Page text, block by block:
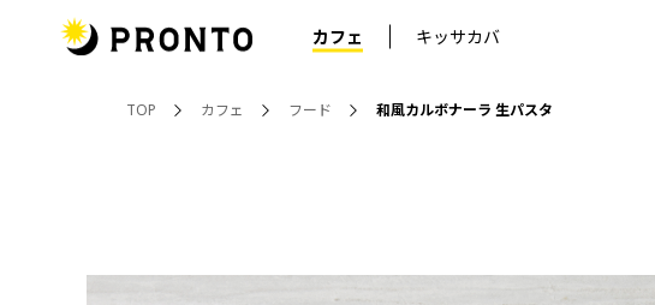
カフェ キッサカバ
TOP カフェ フード 和風カルボナーラ 生パスタ